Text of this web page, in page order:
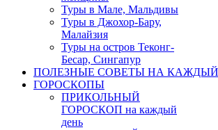
Туры в Мале, Мальдивы
Туры в Джохор-Бару,
Малайзия
Туры на остров Теконг-
Бесар, Сингапур
ПОЛЕЗНЫЕ СОВЕТЫ НА
ГОРОСКОПЫ
ПРИКОЛЬНЫЙ
ГОРОСКОП на каждый
день